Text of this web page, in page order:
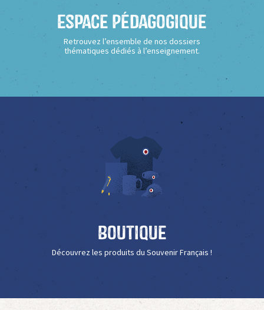
Espace Pédagogique
Retrouvez l’ensemble de nos dossiers
thématiques dédiés à l’enseignement.
Boutique
Découvrez les produits du Souvenir Français !